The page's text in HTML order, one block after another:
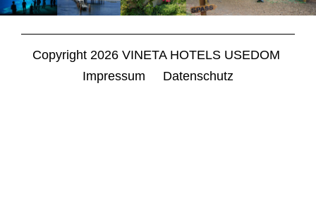
Copyright 2026 VINETA HOTELS USEDOM
Navigation
Impressum Datenschutz